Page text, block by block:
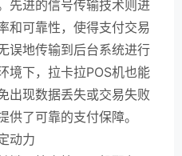
先进的信号传输技术则进
和可靠性，使得支付交易
误地传输到后台系统进行
境下，拉卡拉POS机也能
出现数据丢失或交易失败
供了可靠的支付保障。
动力